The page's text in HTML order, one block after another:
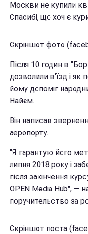
Москви не купили
Спасибі, що хоч є
Скріншот фото
Після 10 годин в
дозволили в'їзд і як
йому допоміг
Найєм.
Він написав
аеропорту.
"Я гарантую його
липня 2018 року і
після закінчення
OPEN Media Hub", —
поручительство за
Скріншот поста